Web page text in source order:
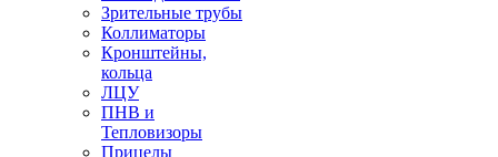
Зрительные трубы
Коллиматоры
Кронштейны,
кольца
ЛЦУ
ПНВ и
Тепловизоры
Прицелы